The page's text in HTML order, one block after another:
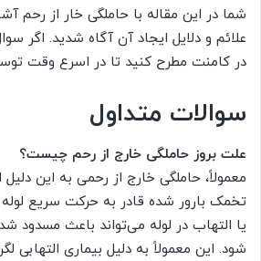
شما در این مقاله با حاملگی خار از رحم
علائم و دلایل ایجاد آن آگاه شدید. اگر
در کامنت مطرح کنید تا در اسرع وقت
سوالات متداول
علت بروز حاملگی خارج از رحم چیست؟
معمولاً، حاملگی خارج از رحمی به این
تخمک بارور شده قادر به حرکت سریع
یا التهاب در لوله می‌تواند باعث مسدود